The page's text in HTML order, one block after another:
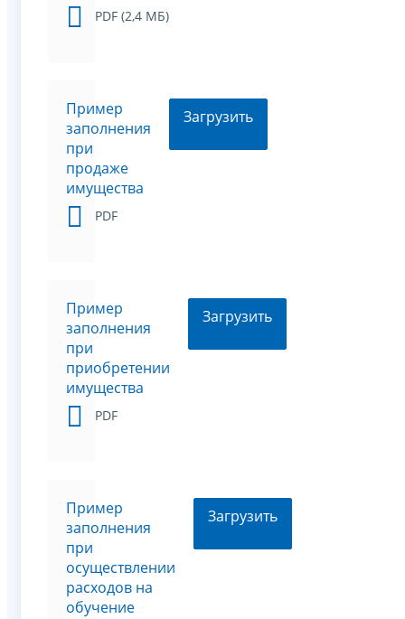
PDF (2,4 МБ)
Пример
заполнения
при
продаже
имущества
PDF
Загрузить
Пример
заполнения
при
приобретении
имущества
PDF
Загрузить
Пример
заполнения
при
осуществлении
расходов на
обучение
Загрузить